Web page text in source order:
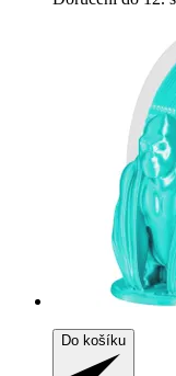
Do košíku